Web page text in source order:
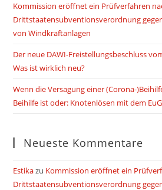
Kommission eröffnet ein Prüfverfahren
Drittstaatensubventionsverordnung
von Windkraftanlagen
Der neue DAWI-Freistellungsbeschluss
Was ist wirklich neu?
Wenn die Versagung einer (Corona-
Beihilfe ist oder: Knotenlösen mit dem
Neueste Kommentare
Estikazu Kommission eröffnet ein
Drittstaatensubventionsverordnung